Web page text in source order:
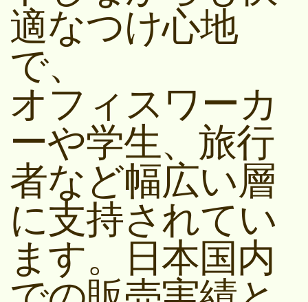
適なつけ心地
で、
オフィスワーカ
ーや学生、旅行
者など幅広い層
に支持されてい
ます。日本国内